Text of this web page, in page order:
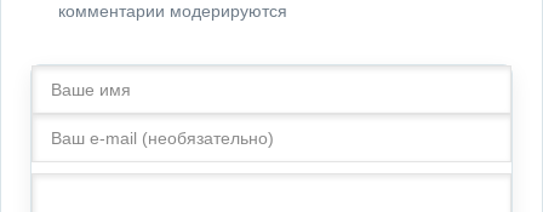
комментарии модерируются